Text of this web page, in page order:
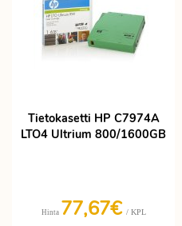
Tietokasetti HP C7974A
LTO4 Ultrium 800/1600GB
Hinta 77,67€ / KPL